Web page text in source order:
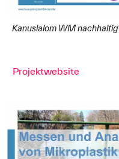
Kanuslalom WM
Projektwebsite